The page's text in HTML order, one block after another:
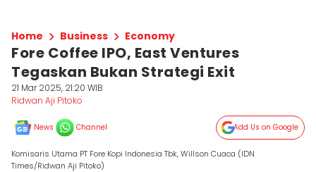
Home Business Economy
Fore Coffee IPO, East Ventures
Tegaskan Bukan Strategi Exit
21 Mar 2025, 21:20 WIB
Ridwan Aji Pitoko
News Channel Add Us on Google
Komisaris Utama PT Fore Kopi Indonesia Tbk, Willson Cuaca (IDN
Times/Ridwan Aji Pitoko)